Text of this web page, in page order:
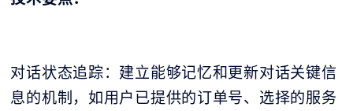
对话状态追踪：建立能够记忆和更新对话关键信
息的机制，如用户已提供的订单号、选择的服务